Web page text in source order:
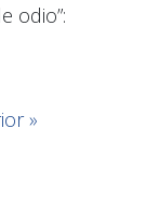
odio”:
»